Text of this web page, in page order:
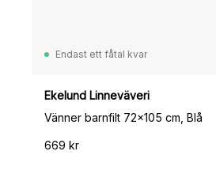
Endast ett fåtal kvar
Ekelund Linneväveri
Vänner barnfilt 72x105 cm, Blå
669 kr